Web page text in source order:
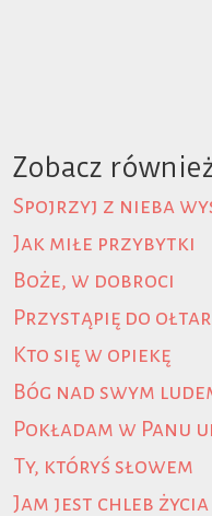
Zobacz
Spojrzyj z nieba
Jak miłe przybytki
Boże, w dobroci
Przystąpię do
Kto się w opiekę
Bóg nad swym
Pokładam w Panu
Ty, któryś słowem
Jam jest chleb życia